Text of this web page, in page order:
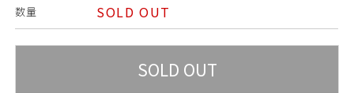
数量 SOLD OUT